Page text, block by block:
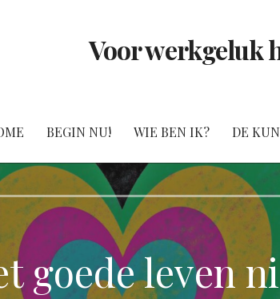
Voor werkgeluk
BEGIN NU! WIE BEN IK? DE
goede leven